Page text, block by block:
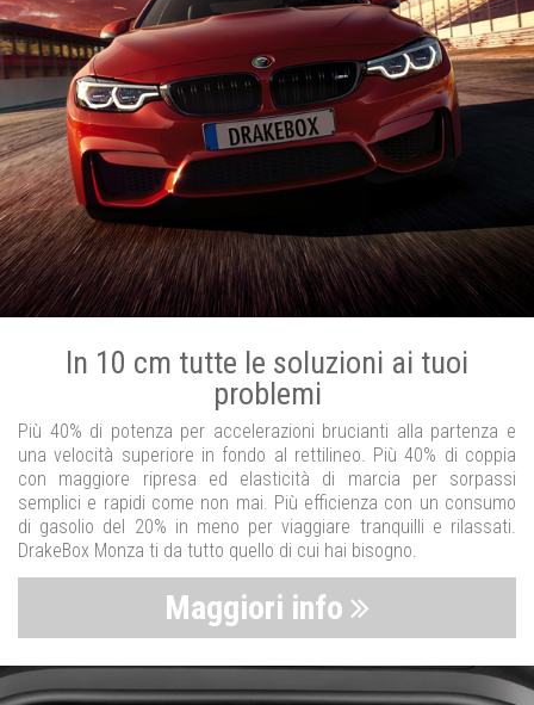
In 10 cm tutte le soluzioni ai tuoi
problemi
Più 40% di potenza per accelerazioni brucianti alla partenza e
una velocità superiore in fondo al rettilineo. Più 40% di coppia
con maggiore ripresa ed elasticità di marcia per sorpassi
semplici e rapidi come non mai. Più efficienza con un consumo
di gasolio del 20% in meno per viaggiare tranquilli e rilassati.
DrakeBox Monza ti da tutto quello di cui hai bisogno.
Maggiori info